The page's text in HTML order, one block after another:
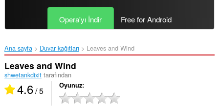
Opera'yı İndir Free for Android
Ana sayfa Duvar kağıtları Leaves and Wind‎
Leaves and Wind
shwetankdixittarafından
4.6/ 5 Oyunuz